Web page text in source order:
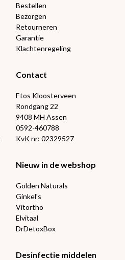
Bestellen
Bezorgen
Retourneren
Garantie
Klachtenregeling
Contact
Etos Kloosterveen
Rondgang 22
9408 MH Assen
0592-460788
KvK nr: 02329527
Nieuw in de webshop
Golden Naturals
Ginkel's
Vitortho
Elvitaal
DrDetoxBox
Desinfectie middelen